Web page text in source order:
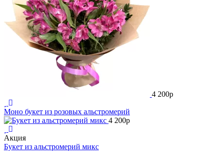
4 200p
Моно букет из розовых альстромерий
4 200p
Акция
Букет из альстромерий микс